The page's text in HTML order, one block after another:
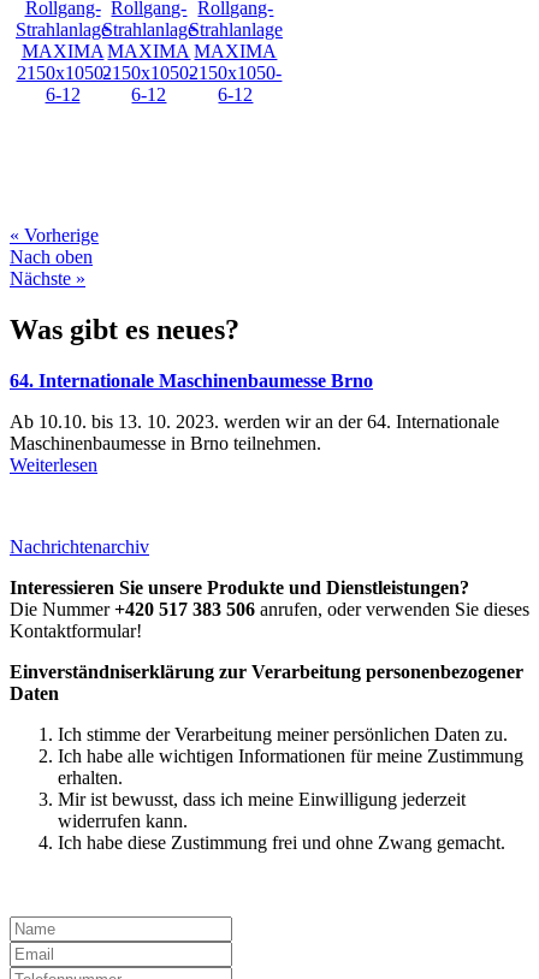
« Vorherige
Nach oben
Nächste »
Was gibt es neues?
64. Internationale Maschinenbaumesse Brno
Ab 10.10. bis 13. 10. 2023. werden wir an der 64. Internationale
Maschinenbaumesse in Brno teilnehmen.
Weiterlesen
Nachrichtenarchiv
Interessieren Sie unsere Produkte und Dienstleistungen?
Die Nummer+420 517 383 506 anrufen, oder verwenden Sie dieses
Kontaktformular!
Einverständniserklärung zur Verarbeitung personenbezogener
Daten
Ich stimme der Verarbeitung meiner persönlichen Daten zu.
Ich habe alle wichtigen Informationen für meine Zustimmung
erhalten.
Mir ist bewusst, dass ich meine Einwilligung jederzeit
widerrufen kann.
Ich habe diese Zustimmung frei und ohne Zwang gemacht.